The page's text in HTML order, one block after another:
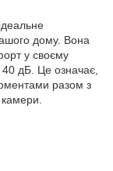
дому. Вона
у своєму
40 дБ. Це означає,
разом з